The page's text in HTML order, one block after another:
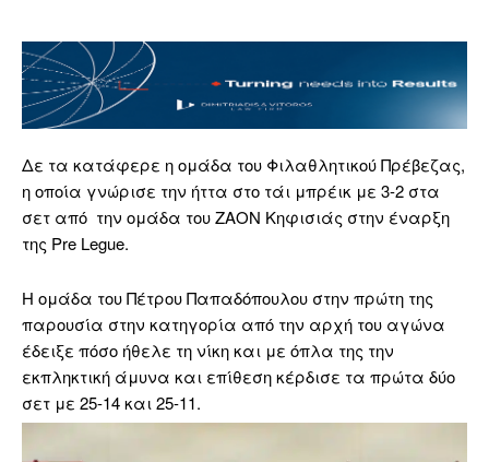
Δε τα κατάφερε η ομάδα του Φιλαθλητικού Πρέβεζας,
η οποία γνώρισε την ήττα στο τάι μπρέικ με 3-2 στα
σετ από την ομάδα του ΖΑΟΝ Κηφισιάς στην έναρξη
της Pre Legue.
Η ομάδα του Πέτρου Παπαδόπουλου στην πρώτη της
παρουσία στην κατηγορία από την αρχή του αγώνα
έδειξε πόσο ήθελε τη νίκη και με όπλα της την
εκπληκτική άμυνα και επίθεση κέρδισε τα πρώτα δύο
σετ με 25-14 και 25-11.